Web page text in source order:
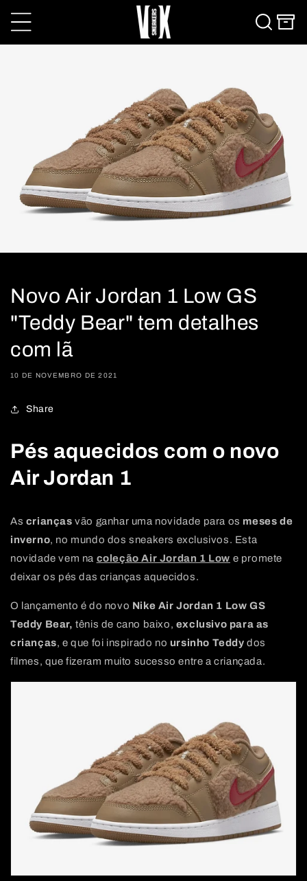
Carrinho
Novo Air Jordan 1 Low GS
"Teddy Bear" tem detalhes
com lã
10 DE NOVEMBRO DE 2021
Share
Pés aquecidos com o novo
Air Jordan 1
As crianças vão ganhar uma novidade para os meses de
inverno, no mundo dos sneakers exclusivos. Esta
novidade vem na coleção Air Jordan 1 Low e promete
deixar os pés das crianças aquecidos.
O lançamento é do novo Nike Air Jordan 1 Low GS
Teddy Bear, tênis de cano baixo, exclusivo para as
crianças, e que foi inspirado no ursinho Teddy dos
filmes, que fizeram muito sucesso entre a criançada.